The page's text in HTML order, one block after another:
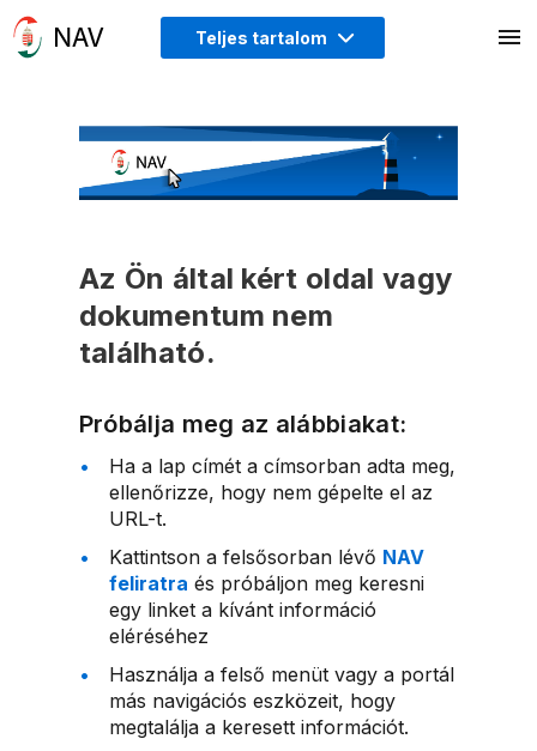
Teljes tartalom
Az Ön által kért oldal vagy
dokumentum nem
található.
Próbálja meg az alábbiakat:
Ha a lap címét a címsorban adta meg,
ellenőrizze, hogy nem gépelte el az
URL-t.
Kattintson a felsősorban lévő NAV
feliratra és próbáljon meg keresni
egy linket a kívánt információ
eléréséhez
Használja a felső menüt vagy a portál
más navigációs eszközeit, hogy
megtalálja a keresett információt.